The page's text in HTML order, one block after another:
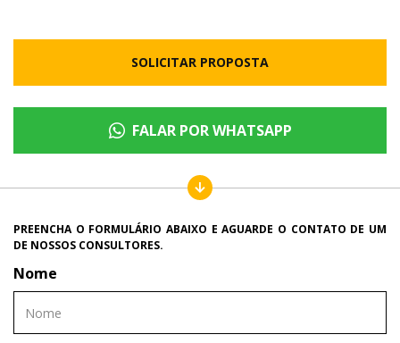
SOLICITAR PROPOSTA
FALAR POR WHATSAPP
PREENCHA O FORMULÁRIO ABAIXO E AGUARDE O CONTATO DE UM
DE NOSSOS CONSULTORES.
Nome